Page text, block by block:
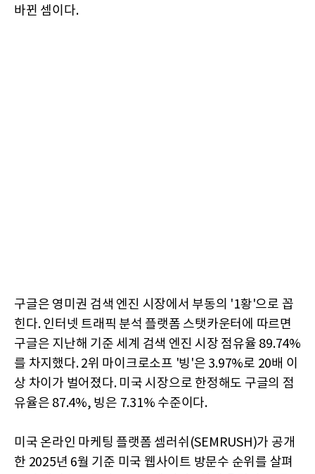
바뀐 셈이다.
구글은 영미권 검색 엔진 시장에서 부동의 '1황'으로 꼽
힌다. 인터넷 트래픽 분석 플랫폼 스탯카운터에 따르면
구글은 지난해 기준 세계 검색 엔진 시장 점유율 89.74%
를 차지했다. 2위 마이크로소프 '빙'은 3.97%로 20배 이
상 차이가 벌어졌다. 미국 시장으로 한정해도 구글의 점
유율은 87.4%, 빙은 7.31% 수준이다.
미국 온라인 마케팅 플랫폼 셈러쉬(SEMRUSH)가 공개
한 2025년 6월 기준 미국 웹사이트 방문수 순위를 살펴